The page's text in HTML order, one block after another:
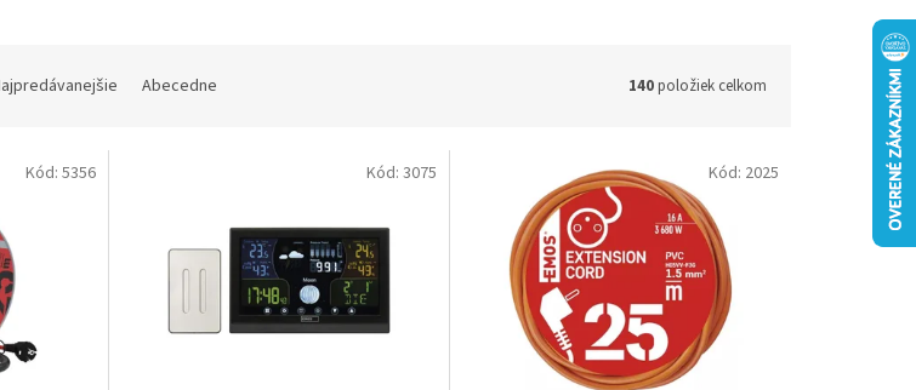
Abecedne 140položiek celkom
Kód: 5356 Kód: 3075 Kód: 2025